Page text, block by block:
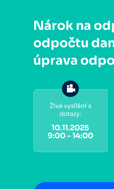
Nárok na
odpočtu
úprava
Živé vysílání s
dotazy:
10.11.2025
9:00 – 14:00